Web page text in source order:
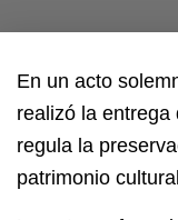
En un acto
realizó la
regula la
patrimonio